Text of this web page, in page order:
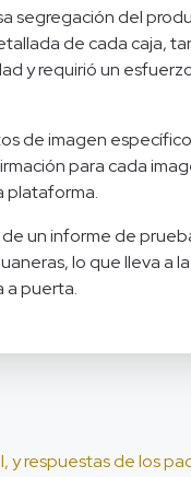
segregación del
de cada caja,
y requirió un
de imagen
para cada
plataforma.
un informe de
lo que lleva a
a puerta.
respuestas de los